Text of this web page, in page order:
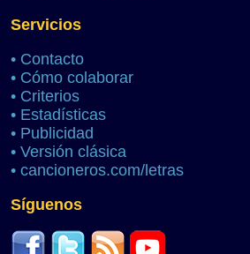
Servicios
• Contacto
• Cómo colaborar
• Criterios
• Estadísticas
• Publicidad
• Versión clásica
• cancioneros.com/letras
Síguenos